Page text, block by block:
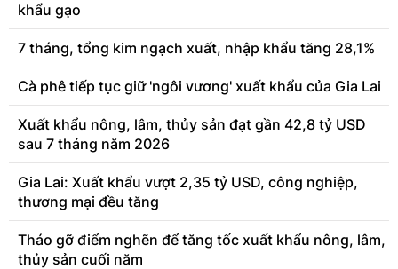
khẩu gạo
7 tháng, tổng kim ngạch xuất, nhập khẩu tăng 28,1%
Cà phê tiếp tục giữ 'ngôi vương' xuất khẩu của Gia Lai
Xuất khẩu nông, lâm, thủy sản đạt gần 42,8 tỷ USD
sau 7 tháng năm 2026
Gia Lai: Xuất khẩu vượt 2,35 tỷ USD, công nghiệp,
thương mại đều tăng
Tháo gỡ điểm nghẽn để tăng tốc xuất khẩu nông, lâm,
thủy sản cuối năm